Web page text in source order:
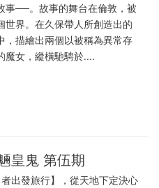
事──。故事的舞台在倫敦，被
世界。在久保帶人所創造出的
，描繪出兩個以被稱為異常存
魔女，縱橫馳騁於....
皇鬼 第伍期
出發旅行】，從天地下定決心